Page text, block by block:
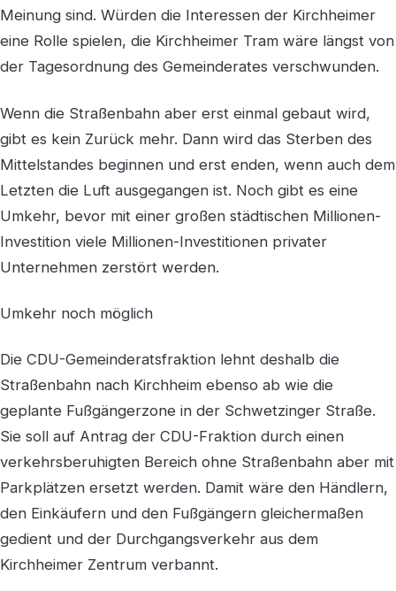
Meinung sind. Würden die Interessen der Kirchheimer
eine Rolle spielen, die Kirchheimer Tram wäre längst von
der Tagesordnung des Gemeinderates verschwunden.
Wenn die Straßenbahn aber erst einmal gebaut wird,
gibt es kein Zurück mehr. Dann wird das Sterben des
Mittelstandes beginnen und erst enden, wenn auch dem
Letzten die Luft ausgegangen ist. Noch gibt es eine
Umkehr, bevor mit einer großen städtischen Millionen-
Investition viele Millionen-Investitionen privater
Unternehmen zerstört werden.
Umkehr noch möglich
Die CDU-Gemeinderatsfraktion lehnt deshalb die
Straßenbahn nach Kirchheim ebenso ab wie die
geplante Fußgängerzone in der Schwetzinger Straße.
Sie soll auf Antrag der CDU-Fraktion durch einen
verkehrsberuhigten Bereich ohne Straßenbahn aber mit
Parkplätzen ersetzt werden. Damit wäre den Händlern,
den Einkäufern und den Fußgängern gleichermaßen
gedient und der Durchgangsverkehr aus dem
Kirchheimer Zentrum verbannt.